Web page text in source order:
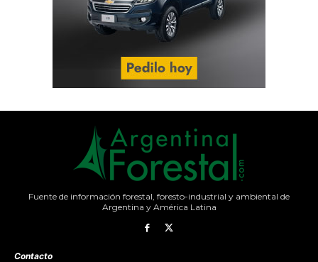
Fuente de información forestal, foresto-industrial y ambiental de
Argentina y América Latina
Contacto